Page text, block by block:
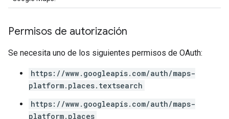
Permisos de autorización
Se necesita uno de los siguientes permisos de OAuth:
https://www.googleapis.com/auth/maps-
platform.places.textsearch
https://www.googleapis.com/auth/maps-
platform.places